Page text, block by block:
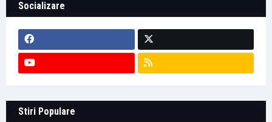
Socializare
Stiri Populare